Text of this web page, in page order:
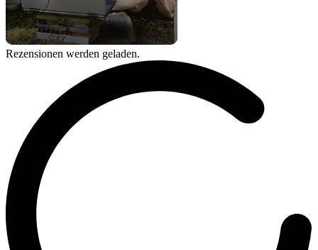
Rezensionen werden geladen.